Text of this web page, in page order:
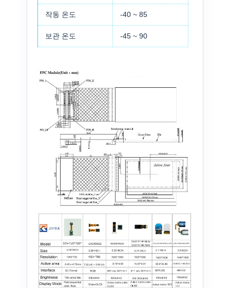
작동 온도 -40 ~ 85
보관 온도 -45 ~ 90